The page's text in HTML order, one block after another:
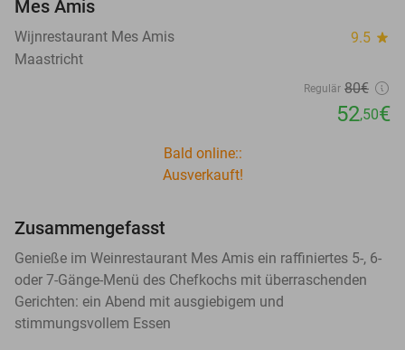
Mes Amis
Wijnrestaurant Mes Amis 9.5 star
Maastricht
Regulär 80€
52,50€
Bald online::
Ausverkauft!
Zusammengefasst
Genieße im Weinrestaurant Mes Amis ein raffiniertes 5-, 6-
oder 7-Gänge-Menü des Chefkochs mit überraschenden
Gerichten: ein Abend mit ausgiebigem und
stimmungsvollem Essen